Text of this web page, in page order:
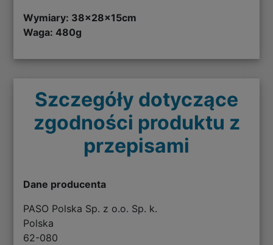
Wymiary: 38x28x15cm
Waga: 480g
Szczegóły dotyczące
zgodności produktu z
przepisami
Dane producenta
PASO Polska Sp. z o.o. Sp. k.
Polska
62-080